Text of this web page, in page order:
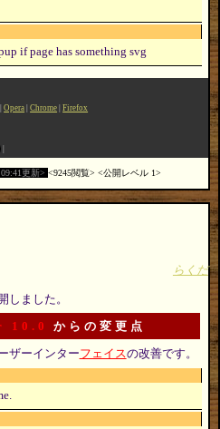
if page has something svg
Opera Chrome Firefox
更新 9245閲覧 公開レベル 1
らくだ
しました。
10.0 からの変更点
ザーインターフェイスの改善です。